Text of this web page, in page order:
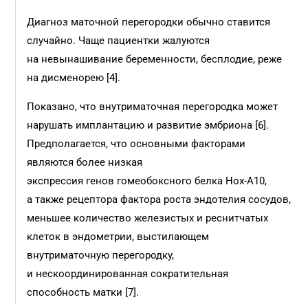
Диагноз маточной перегородки обычно ставится
случайно. Чаще пациентки жалуются
на невынашивание беременности, бесплодие, реже
на дисменорею [4].
Показано, что внутриматочная перегородка может
нарушать имплантацию и развитие эмбриона [6].
Предполагается, что основными факторами
являются более низкая
экспрессия генов гомеобоксного белка Hox-A10,
а также рецептора фактора роста эндотелия сосудов,
меньшее количество железистых и реснитчатых
клеток в эндометрии, выстилающем
внутриматочную перегородку,
и нескоординированная сократительная
способность матки [7].